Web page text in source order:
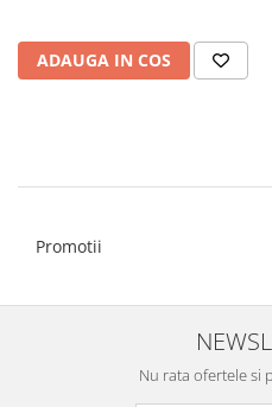
ADAUGA IN COS
Promotii
Nu rata ofertele si